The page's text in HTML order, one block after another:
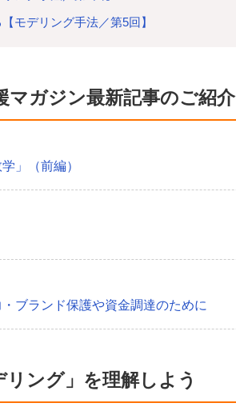
モデリング手法／第5回】
マガジン最新記事のご紹介
」（前編）
ブランド保護や資金調達のために
ング」を理解しよう